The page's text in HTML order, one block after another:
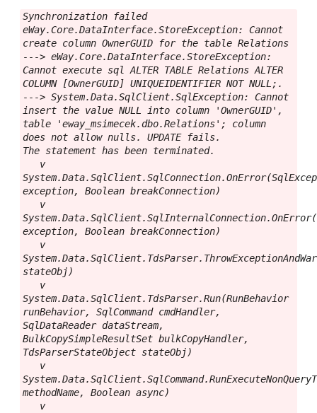
Synchronization failed
eWay.Core.DataInterface.StoreException: Cannot
create column OwnerGUID for the table Relations
---> eWay.Core.DataInterface.StoreException:
Cannot execute sql ALTER TABLE Relations ALTER
COLUMN [OwnerGUID] UNIQUEIDENTIFIER NOT NULL;.
---> System.Data.SqlClient.SqlException: Cannot
insert the value NULL into column 'OwnerGUID',
table 'eway_msimecek.dbo.Relations'; column
does not allow nulls. UPDATE fails.
The statement has been terminated.
exception, Boolean breakConnection)
exception, Boolean breakConnection)
stateObj)
System.Data.SqlClient.TdsParser.Run(RunBehavior
runBehavior, SqlCommand cmdHandler,
SqlDataReader dataStream,
BulkCopySimpleResultSet bulkCopyHandler,
TdsParserStateObject stateObj)
methodName, Boolean async)